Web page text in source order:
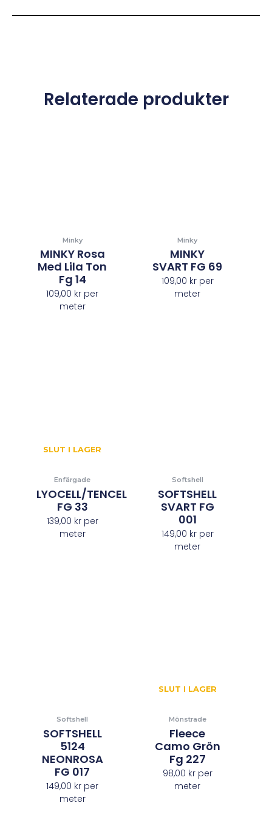
Relaterade produkter
Minky
MINKY Rosa
Med Lila Ton
Fg 14
109,00 kr per
meter
Minky
MINKY
SVART FG 69
109,00 krper
meter
SLUT I LAGER
Enfärgade
LYOCELL/TENCEL
FG 33
139,00 krper
meter
Softshell
SOFTSHELL
SVART FG
001
149,00 krper
meter
Softshell
SOFTSHELL
5124
NEONROSA
FG 017
149,00 kr per
meter
SLUT I LAGER
Mönstrade
Fleece
Camo Grön
Fg 227
98,00 krper
meter